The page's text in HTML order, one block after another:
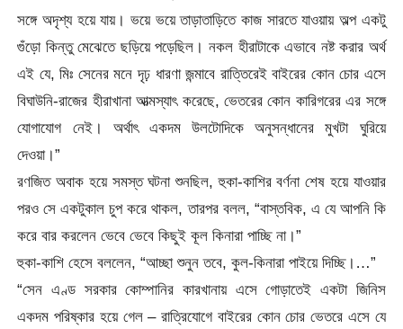
সঙ্গে অদৃশ্য হয়ে যায়। ভয়ে ভয়ে তাড়াতাড়িতে কাজ সারতে যাওয়ায় অল্প একটু
গুঁড়ো কিন্তু মেঝেতে ছড়িয়ে পড়েছিল। নকল হীরাটাকে এভাবে নষ্ট করার অর্থ
এই যে, মিঃ সেনের মনে দৃঢ় ধারণা জন্মাবে রাত্তিরেই বাইরের কোন চোর এসে
বিঘাউনি-রাজের হীরাখানা আত্মস্যাৎ করেছে, ভেতরের কোন কারিগরের এর সঙ্গে
যোগাযোগ নেই। অর্থাৎ একদম উলটোদিকে অনুসন্ধানের মুখটা ঘুরিয়ে
দেওয়া।”
রণজিত অবাক হয়ে সমস্ত ঘটনা শুনছিল, হুকা-কাশির বর্ণনা শেষ হয়ে যাওয়ার
পরও সে একটুকাল চুপ করে থাকল, তারপর বলল, “বাস্তবিক, এ যে আপনি কি
করে বার করলেন ভেবে ভেবে কিছুই কূল কিনারা পাচ্ছি না।”
হুকা-কাশি হেসে বললেন, “আচ্ছা শুনুন তবে, কুল-কিনারা পাইয়ে দিচ্ছি।…”
“সেন এণ্ড সরকার কোম্পানির কারখানায় এসে গোড়াতেই একটা জিনিস
একদম পরিষ্কার হয়ে গেল – রাত্রিযোগে বাইরের কোন চোর ভেতরে এসে যে